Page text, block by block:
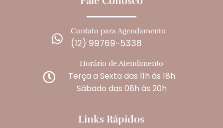

Contato para Agendamento
(12) 99769-5338

Horário de Atendimento
Terça a Sexta das 11h às 18h
Sábado das 08h às 20h
Links Rápidos